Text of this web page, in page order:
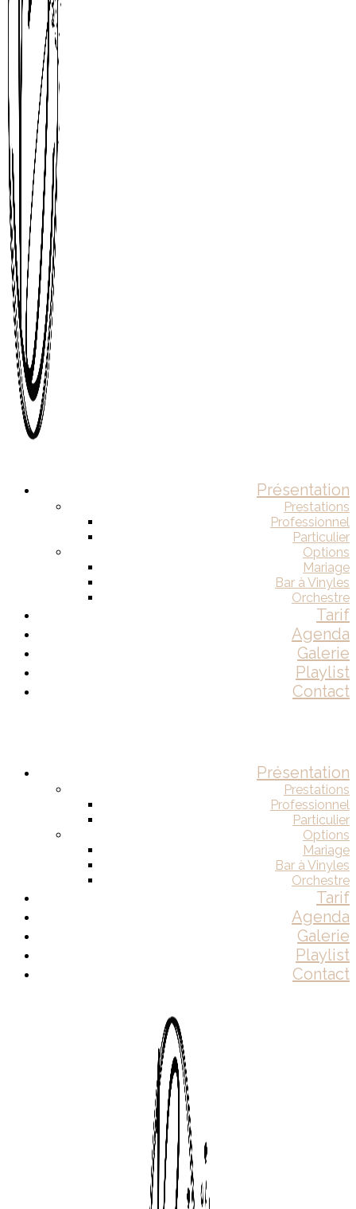
Présentation
Prestations
Professionnel
Particulier
Options
Mariage
Bar à Vinyles
Orchestre
Tarif
Agenda
Galerie
Playlist
Contact
Présentation
Prestations
Professionnel
Particulier
Options
Mariage
Bar à Vinyles
Orchestre
Tarif
Agenda
Galerie
Playlist
Contact